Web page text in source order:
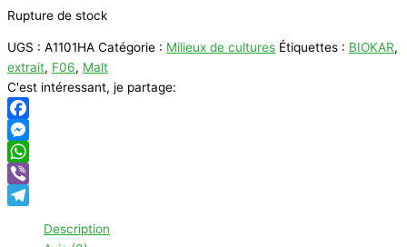
Rupture de stock
UGS : A1101HA Catégorie : Milieux de cultures Étiquettes : BIOKAR,
extrait, F06, Malt
C'est intéressant, je partage:
Facebook
Messenger
WhatsApp
Viber
Description